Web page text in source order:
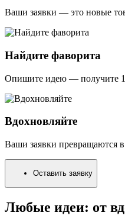
Ваши заявки — это новые
Найдите фаворита
Опишите идею — получите
Вдохновляйте
Ваши заявки превращаются
Оставить заявку
Любые идеи: от